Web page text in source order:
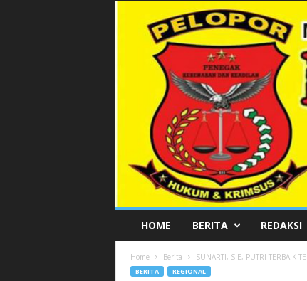
L
HOME BERITA REDAKSI
Home Berita SUNARTI, S.E, PUTRI TERBAIK
BERITA REGIONAL